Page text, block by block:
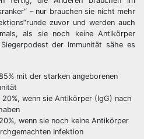
– nur brauchen sie nicht mehr
zuvor und werden auch
als sie noch keine Antikörper
der Immunität sähe es
mit der starken angeborenen
wenn sie Antikörper (IgG) nach
wenn sie noch keine Antikörper
Infektion